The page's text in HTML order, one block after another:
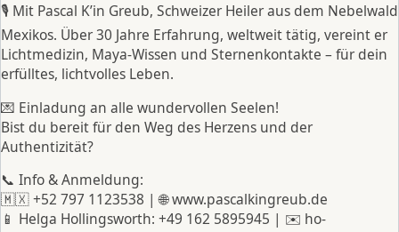
🎙 Mit Pascal K’in Greub, Schweizer Heiler aus dem Nebelwald
Mexikos. Über 30 Jahre Erfahrung, weltweit tätig, vereint er
Lichtmedizin, Maya-Wissen und Sternenkontakte – für dein
erfülltes, lichtvolles Leben.
💌 Einladung an alle wundervollen Seelen!
Bist du bereit für den Weg des Herzens und der
Authentizität?
📞 Info & Anmeldung:
🇲🇽 +52 797 1123538 | 🌐 www.pascalkingreub.de
📱 Helga Hollingsworth: +49 162 5895945 | ✉️ ho-